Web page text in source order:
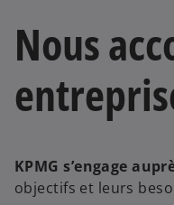
Nous
KPMG s’engage
objectifs et leurs